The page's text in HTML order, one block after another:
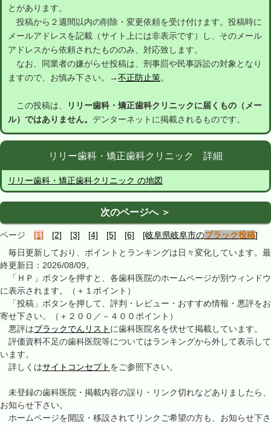
とがあります。
投稿から２週間以内の削除・変更依頼を受け付けます。投稿時に
メールアドレスを記載（サイト上には非表示です）し、そのメール
アドレスから依頼されたもののみ、対応致します。
なお、同業者の嫌がらせ投稿は、刑事罰や民事訴訟の対象となり
ますので、お慎み下さい。→不正防止策。
この投稿は、
リリー歯科・矯正歯科クリニックに届くもの（メー
ル）ではありません。 デンターネットに掲載されるものです。
リリー歯科・矯正歯科クリニック 詳細
リリー歯科・矯正歯科クリニック の地図
次のページへ ＞
ページ [1] [2] [3] [4] [5] [6] [岐阜県岐阜市のブラック投稿]
毎日更新しており、ポイントとランキングは日々変化しています。最
終更新日：2026/08/09。
「ＨＰ」ボタンを押すと、各歯科医院のホームページが別ウィンドウ
に表示されます。（＋１ポイント）
「投稿」ボタンを押して、評判・レビュー・おすすめ情報・悪評をお
寄せ下さい。（＋２００／－４００ポイント）
悪評はブラックでんリスト に歯科医院名を伏せて掲載しています。
評価資料不足の歯科医院等についてはランキングから外して表示して
います。
詳しくはサイトコンセプト をご参照下さい。
未登録の歯科医院・掲載内容の誤り・リンク切れなどありましたら、
お知らせ下さい。
ホームページを開設・移設されてリンクご希望の方も、お知らせ下さ